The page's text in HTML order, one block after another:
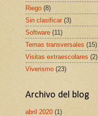
Riego (8)
Sin clasificar (3)
Software (11)
Temas transversales (15)
Visitas extraescolares (2)
Viverismo (23)
Archivo del blog
abril 2020 (1)